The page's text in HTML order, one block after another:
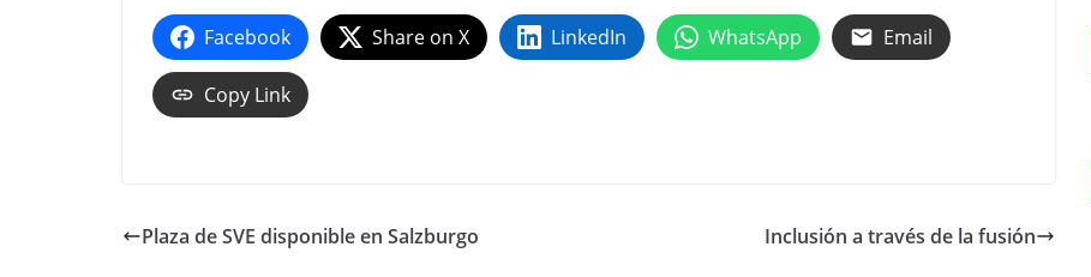
Facebook Share on X LinkedIn WhatsApp Email
Copy Link
Plaza de SVE disponible en Salzburgo Inclusión a través de la fusión